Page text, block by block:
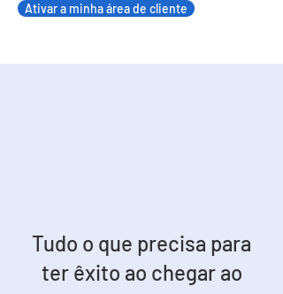
Ativar a minha área de cliente
Tudo o que precisa para
ter êxito ao chegar ao